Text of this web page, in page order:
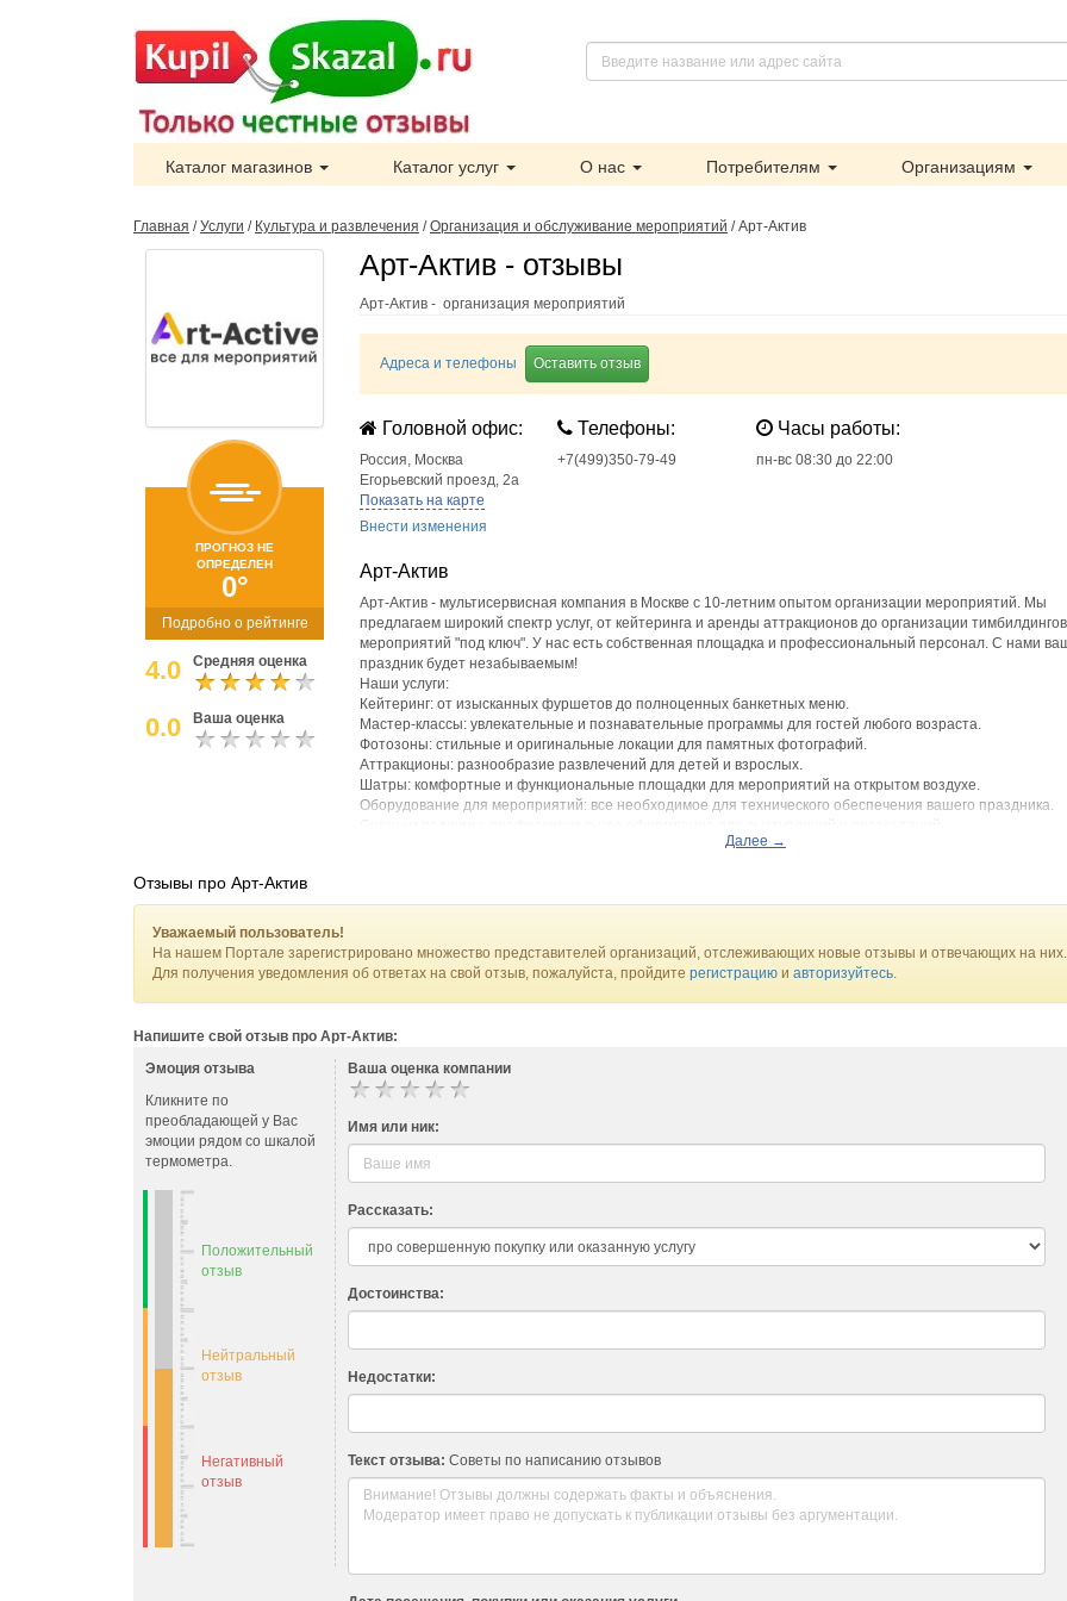
Каталог магазинов Каталог услуг О нас Потребителям Организациям
Главная /Услуги / Культура и развлечения /Организация и обслуживание мероприятий /Арт-Актив
ПРОГНОЗ НЕ
ОПРЕДЕЛЕН
0°
Подробно о рейтинге
4.0 Средняя оценка
0.0 Ваша оценка
Арт-Актив - отзывы
Арт-Актив - организация мероприятий
Адреса и телефоны Оставить отзыв
Головной офис:
Россия, Москва
Егорьевский проезд, 2а
Показать на карте
Внести изменения
Телефоны:
+7(499)350-79-49
Часы работы:
пн-вс 08:30 до 22:00
Арт-Актив
Арт-Актив - мультисервисная компания в Москве с 10-летним опытом организации мероприятий. Мы
предлагаем широкий спектр услуг, от кейтеринга и аренды аттракционов до организации
мероприятий "под ключ". У нас есть собственная площадка и профессиональный персонал. С нами
праздник будет незабываемым!
Наши услуги:
Кейтеринг: от изысканных фуршетов до полноценных банкетных меню.
Мастер-классы: увлекательные и познавательные программы для гостей любого возраста.
Фотозоны: стильные и оригинальные локации для памятных фотографий.
Аттракционы: разнообразие развлечений для детей и взрослых.
Шатры: комфортные и функциональные площадки для мероприятий на открытом воздухе.
Оборудование для мероприятий: все необходимое для технического обеспечения вашего праздника.
Мебель: удобная и стильная мебель для создания комфортной атмосферы.
Персонал на мероприятие: профессиональные ведущие, аниматоры, официанты и другие
Мы предлагаем индивидуальный подход к каждому клиенту, учитывая все ваши пожелания и бюджет.
цель - сделать ваше мероприятие ярким, запоминающимся и успешным!
Далее →
Отзывы про Арт-Актив
Уважаемый пользователь!
На нашем Портале зарегистрировано множество представителей организаций, отслеживающих новые отзывы и отвечающих на них.
Для получения уведомления об ответах на свой отзыв, пожалуйста, пройдите регистрацию и авторизуйтесь.
Напишите свой отзыв про Арт-Актив:
Эмоция отзыва
Кликните по
преобладающей у Вас
эмоции рядом со шкалой
термометра.
Положительный
отзыв
Нейтральный
отзыв
Негативный
отзыв
Ваша оценка компании
Имя или ник:
Рассказать:
Достоинства:
Недостатки:
Текст отзыва: Советы по написанию отзывов